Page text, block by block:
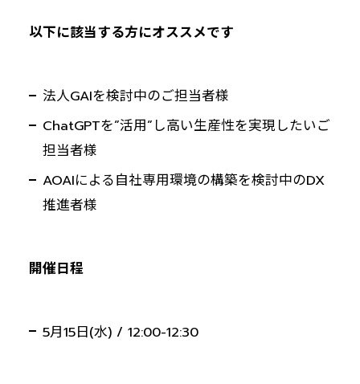
以下に該当する方にオススメです
法人GAIを検討中のご担当者様
ChatGPTを”活用”し高い生産性を実現したいご
担当者様
AOAIによる自社専用環境の構築を検討中のDX
推進者様
開催日程
5月15日(水) / 12:00-12:30